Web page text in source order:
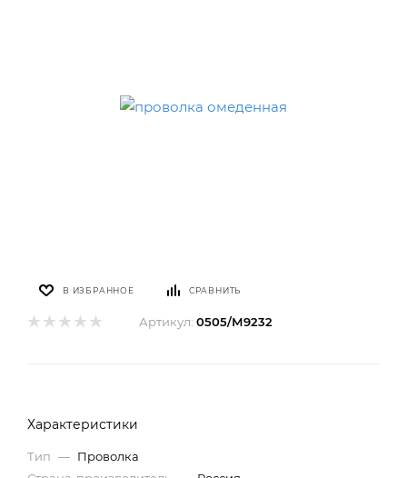
В ИЗБРАННОЕ СРАВНИТЬ
Артикул: 0505/М9232
Характеристики
Тип — Проволка